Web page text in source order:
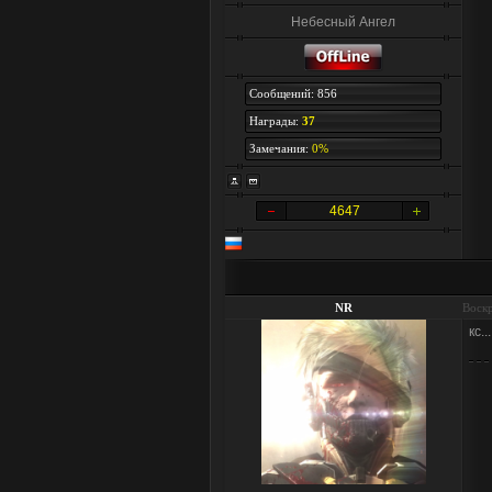
Небесный Ангел
Сообщений: 856
Награды: 37
Замечания: 0%
4647
NR
кс...